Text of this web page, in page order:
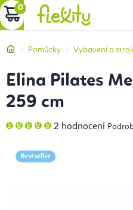
Přejít
na
NÁKUPNÍ
DomůPomůcky Vybavení a
Elina Pilates
259 cm
Průměrné
hodnocení
5,0
z
2 hodnocení
Bestseller